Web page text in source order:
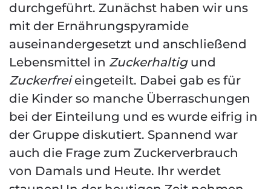
durchgeführt. Zunächst haben wir uns
mit der Ernährungspyramide
auseinandergesetzt und anschließend
Lebensmittel in Zuckerhaltig und
Zuckerfreieingeteilt. Dabei gab es für
die Kinder so manche Überraschungen
bei der Einteilung und es wurde eifrig in
der Gruppe diskutiert. Spannend war
auch die Frage zum Zuckerverbrauch
von Damals und Heute. Ihr werdet